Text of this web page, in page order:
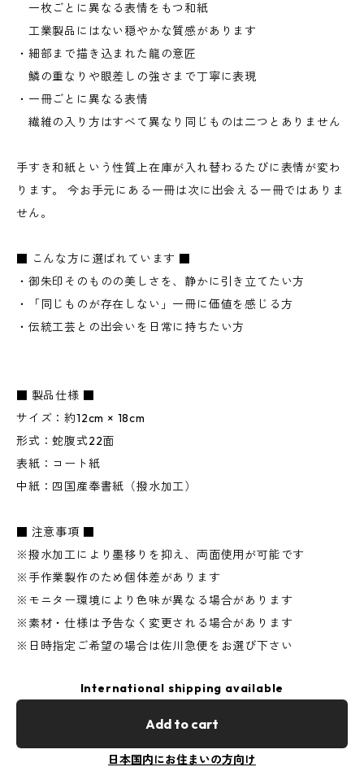
一枚ごとに異なる表情をもつ和紙
工業製品にはない穏やかな質感があります
・細部まで描き込まれた龍の意匠
鱗の重なりや眼差しの強さまで丁寧に表現
・一冊ごとに異なる表情
繊維の入り方はすべて異なり同じものは二つとありません
手すき和紙という性質上在庫が入れ替わるたびに表情が変わ
ります。 今お手元にある一冊は次に出会える一冊ではありま
せん。
■ こんな方に選ばれています ■
・御朱印そのものの美しさを、静かに引き立てたい方
・「同じものが存在しない」一冊に価値を感じる方
・伝統工芸との出会いを日常に持ちたい方
■ 製品仕様 ■
サイズ：約12cm × 18cm
形式：蛇腹式22面
表紙：コート紙
中紙：四国産奉書紙（撥水加工）
■ 注意事項 ■
※撥水加工により墨移りを抑え、両面使用が可能です
※手作業製作のため個体差があります
※モニター環境により色味が異なる場合があります
※素材・仕様は予告なく変更される場合があります
※日時指定ご希望の場合は佐川急便をお選び下さい
International shipping available
Add to cart
日本国内にお住まいの方向け